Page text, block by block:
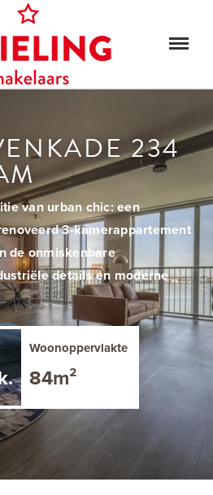
234
van urban chic: een
3-kamerappartement
de onmiskenbare
details en moderne
Woonoppervlakte
84m²